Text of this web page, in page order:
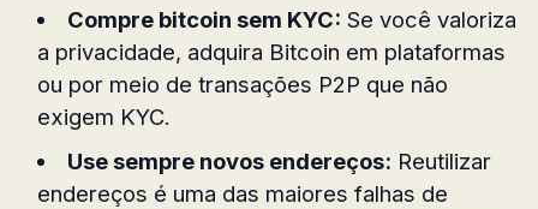
Compre bitcoin sem KYC: Se você valoriza
a privacidade, adquira Bitcoin em plataformas
ou por meio de transações P2P que não
exigem KYC.
Use sempre novos endereços: Reutilizar
endereços é uma das maiores falhas de